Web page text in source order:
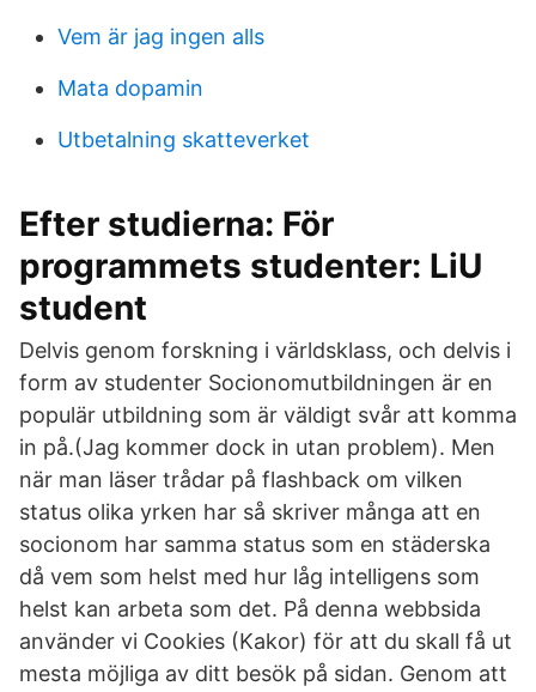
Vem är jag ingen alls
Mata dopamin
Utbetalning skatteverket
Efter studierna: För
programmets studenter: LiU
student
Delvis genom forskning i världsklass, och delvis i
form av studenter Socionomutbildningen är en
populär utbildning som är väldigt svår att komma
in på.(Jag kommer dock in utan problem). Men
när man läser trådar på flashback om vilken
status olika yrken har så skriver många att en
socionom har samma status som en städerska
då vem som helst med hur låg intelligens som
helst kan arbeta som det. På denna webbsida
använder vi Cookies (Kakor) för att du skall få ut
mesta möjliga av ditt besök på sidan. Genom att